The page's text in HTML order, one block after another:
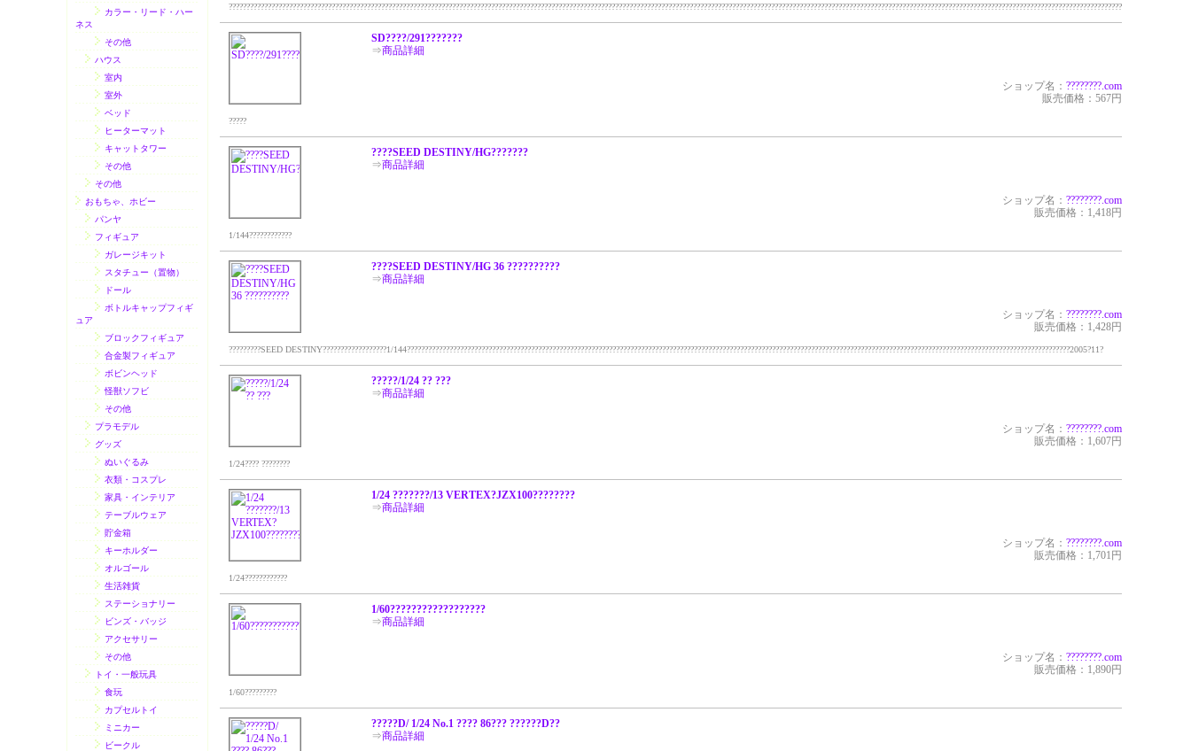
カラー・リード・ハー
ネス
その他
ハウス
室内
室外
ベッド
ヒーターマット
キャットタワー
その他
その他
おもちゃ、ホビー
パンヤ
フィギュア
ガレージキット
スタチュー（置物）
ドール
ボトルキャップフィギ
ュア
ブロックフィギュア
合金製フィギュア
ボビンヘッド
怪獣ソフビ
その他
プラモデル
グッズ
ぬいぐるみ
衣類・コスプレ
家具・インテリア
テーブルウェア
貯金箱
キーホルダー
オルゴール
生活雑貨
ステーショナリー
ビンズ・バッジ
アクセサリー
その他
トイ・一般玩具
食玩
カプセルトイ
ミニカー
ビークル
????????????????????????????????????????????????????????????????????????????????????????????????????????????????????????????????????????????????????????????????????????????????????????????????????????????????????????????????????????????????????????????
SD????/291???????
⇒商品詳細
ショップ名： ????????.com
販売価格：567円
?????
????SEED DESTINY/HG???????
⇒商品詳細
ショップ名： ????????.com
販売価格：1,418円
1/144????????????
????SEED DESTINY/HG 36 ??????????
⇒商品詳細
ショップ名： ????????.com
販売価格：1,428円
?????????SEED DESTINY??????????????????1/144???????????????????????????????????????????????????????????????????????????????????????????????????????????????????????????????????????????????????????????????????????????????????????????2005?11?
?????/1/24 ?? ???
⇒商品詳細
ショップ名： ????????.com
販売価格：1,607円
1/24???? ????????
1/24 ???????/13 VERTEX?JZX100????????
⇒商品詳細
ショップ名： ????????.com
販売価格：1,701円
1/24????????????
1/60??????????????????
⇒商品詳細
ショップ名： ????????.com
販売価格：1,890円
1/60?????????
?????D/ 1/24 No.1 ???? 86??? ??????D??
⇒商品詳細